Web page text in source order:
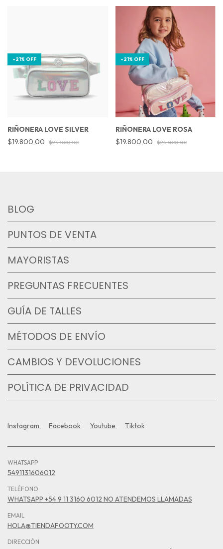
-21% OFF
RIÑONERA LOVE SILVER
$19.800,00
$25.000,00
-21% OFF
RIÑONERA LOVE ROSA
$19.800,00
$25.000,00
BLOG
PUNTOS DE VENTA
MAYORISTAS
PREGUNTAS FRECUENTES
GUÍA DE TALLES
MÉTODOS DE ENVÍO
CAMBIOS Y DEVOLUCIONES
POLÍTICA DE PRIVACIDAD
Instagram Facebook Youtube Tiktok
WHATSAPP
5491131606012
TELÉFONO
WHATSAPP +54 9 11 3160 6012 NO ATENDEMOS LLAMADAS
EMAIL
HOLA@TIENDAFOOTY.COM
DIRECCIÓN